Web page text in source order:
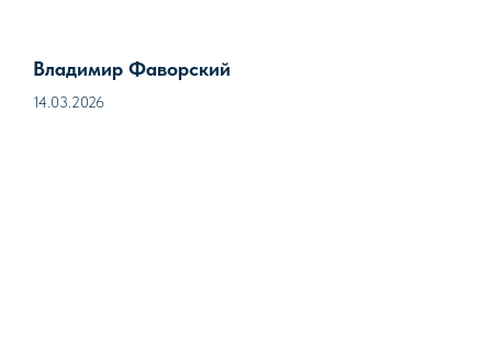
Владимир Фаворский
14.03.2026